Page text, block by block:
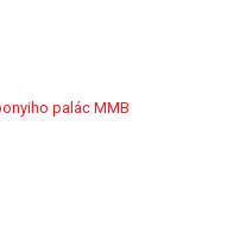
palác MMB